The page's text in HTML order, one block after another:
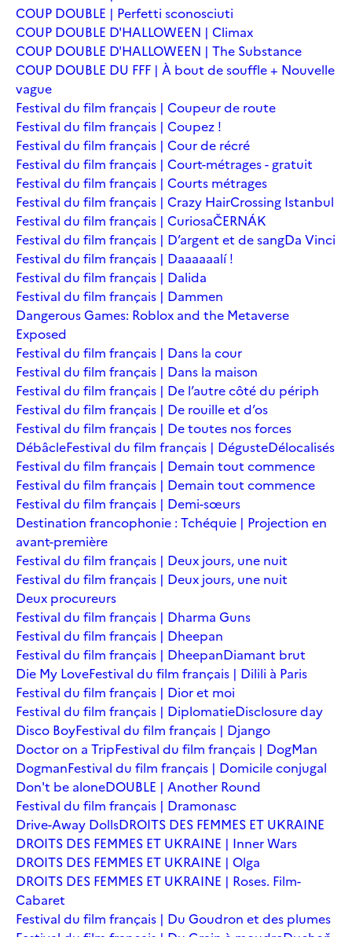
COUP DOUBLE | Perfetti sconosciuti
COUP DOUBLE D'HALLOWEEN | Climax
COUP DOUBLE D'HALLOWEEN | The Substance
COUP DOUBLE DU FFF | À bout de souffle + Nouvelle
vague
Festival du film français | Coupeur de route
Festival du film français | Coupez !
Festival du film français | Cour de récré
Festival du film français | Court-métrages - gratuit
Festival du film français | Courts métrages
Festival du film français | Crazy HairCrossing Istanbul
Festival du film français | CuriosaČERNÁK
Festival du film français | D’argent et de sangDa Vinci
Festival du film français | Daaaaaalí !
Festival du film français | Dalida
Festival du film français | Dammen
Dangerous Games: Roblox and the Metaverse
Exposed
Festival du film français | Dans la cour
Festival du film français | Dans la maison
Festival du film français | De l’autre côté du périph
Festival du film français | De rouille et d’os
Festival du film français | De toutes nos forces
DébâcleFestival du film français | DégusteDélocalisés
Festival du film français | Demain tout commence
Festival du film français | Demain tout commence
Festival du film français | Demi-sœurs
Destination francophonie : Tchéquie | Projection en
avant-première
Festival du film français | Deux jours, une nuit
Festival du film français | Deux jours, une nuit
Deux procureurs
Festival du film français | Dharma Guns
Festival du film français | Dheepan
Festival du film français | DheepanDiamant brut
Die My LoveFestival du film français | Dilili à Paris
Festival du film français | Dior et moi
Festival du film français | DiplomatieDisclosure day
Disco BoyFestival du film français | Django
Doctor on a TripFestival du film français | DogMan
DogmanFestival du film français | Domicile conjugal
Don't be aloneDOUBLE | Another Round
Festival du film français | Dramonasc
Drive-Away DollsDROITS DES FEMMES ET UKRAINE
DROITS DES FEMMES ET UKRAINE | Inner Wars
DROITS DES FEMMES ET UKRAINE | Olga
DROITS DES FEMMES ET UKRAINE | Roses. Film-
Cabaret
Festival du film français | Du Goudron et des plumes